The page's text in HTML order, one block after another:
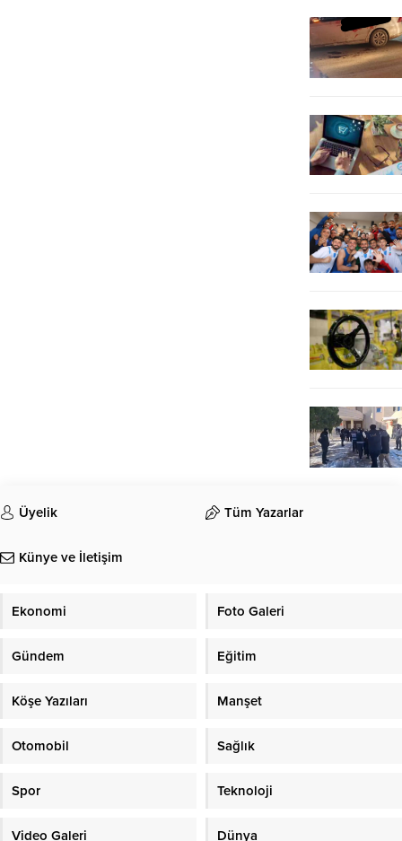
Üyelik Tüm Yazarlar
Künye ve İletişim
Ekonomi Foto Galeri
Gündem Eğitim
Köşe Yazıları Manşet
Otomobil Sağlık
Spor Teknoloji
Video Galeri Dünya